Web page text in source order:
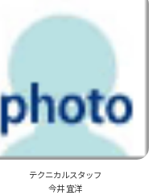
テクニカルスタッフ
今井 宜洋